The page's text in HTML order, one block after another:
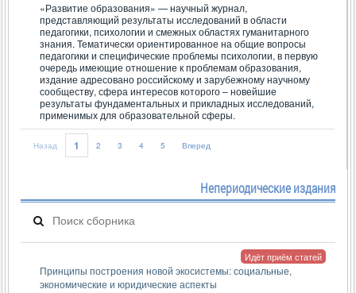
«Развитие образования» — научный журнал,
представляющий результаты исследований в области
педагогики, психологии и смежных областях гуманитарного
знания. Тематически ориентированное на общие вопросы
педагогики и специфические проблемы психологии, в первую
очередь имеющие отношение к проблемам образования,
издание адресовано российскому и зарубежному научному
сообществу, сфера интересов которого – новейшие
результаты фундаментальных и прикладных исследований,
применимых для образовательной сферы.
Назад 1 2 3 4 5 Вперед
Непериодические издания
Идёт приём статей
Принципы построения новой экосистемы: социальные,
экономические и юридические аспекты